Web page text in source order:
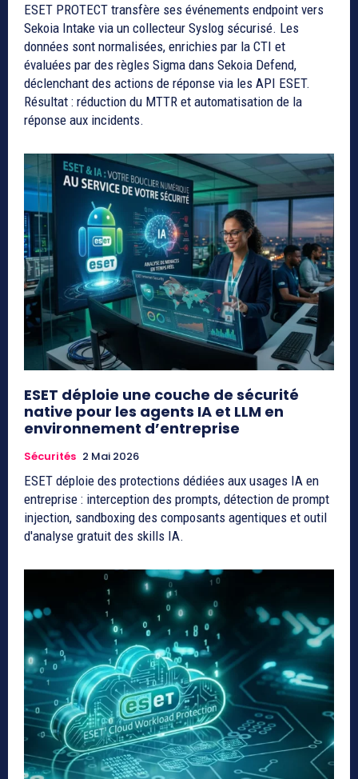
ESET PROTECT transfère ses événements endpoint vers
Sekoia Intake via un collecteur Syslog sécurisé. Les
données sont normalisées, enrichies par la CTI et
évaluées par des règles Sigma dans Sekoia Defend,
déclenchant des actions de réponse via les API ESET.
Résultat : réduction du MTTR et automatisation de la
réponse aux incidents.
ESET déploie une couche de sécurité
native pour les agents IA et LLM en
environnement d’entreprise
Sécurités 2 Mai 2026
ESET déploie des protections dédiées aux usages IA en
entreprise : interception des prompts, détection de prompt
injection, sandboxing des composants agentiques et outil
d'analyse gratuit des skills IA.